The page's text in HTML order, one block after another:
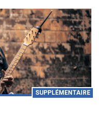
SUPPLÉMENTAIRE